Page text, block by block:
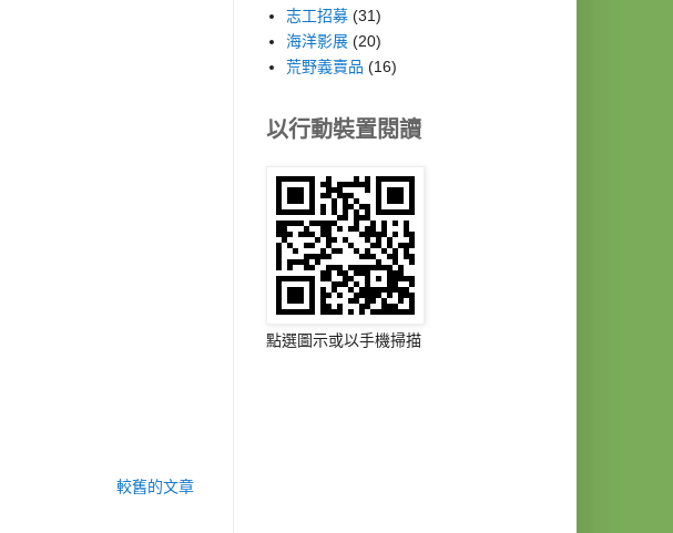
較舊的文章
志工招募 (31)
海洋影展 (20)
荒野義賣品 (16)
以行動裝置閱讀
點選圖示或以手機掃描